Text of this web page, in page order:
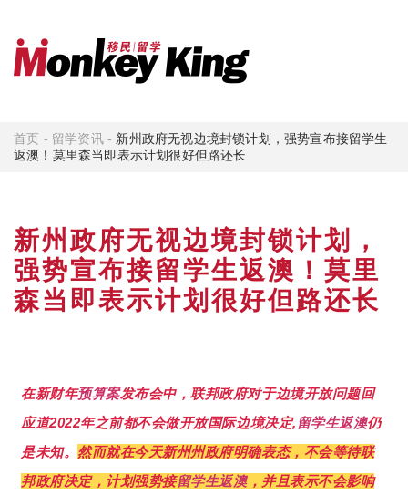
首页 - 留学资讯- 新州政府无视边境封锁计划，强势宣布接留学生
返澳！莫里森当即表示计划很好但路还长
新州政府无视边境封锁计划，
强势宣布接留学生返澳！莫里
森当即表示计划很好但路还长
在新财年预算案发布会中，联邦政府对于边境开放问题回
应道2022年之前都不会做开放国际边境决定, 留学生返澳仍
是未知。 然而就在今天新州州政府明确表态，不会等待联
邦政府决定，计划强势接留学生返澳，并且表示不会影响